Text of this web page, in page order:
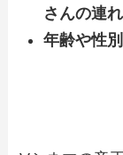
さんの連
年齢や性